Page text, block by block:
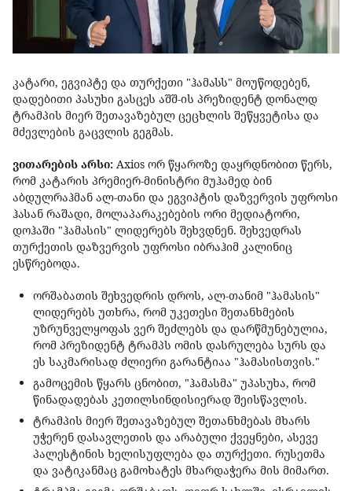
კატარი, ეგვიპტე და თურქეთი "ჰამასს" მოუწოდებენ,
დადებითი პასუხი გასცეს აშშ-ის პრეზიდენტ დონალდ
ტრამპის მიერ შეთავაზებულ ცეცხლის შეწყვეტისა და
მძევლების გაცვლის გეგმას.
ვითარების არსი: Axios ორ წყაროზე დაყრდნობით წერს,
რომ კატარის პრემიერ-მინისტრი მუჰამედ ბინ
აბდულრაჰმან ალ-თანი და ეგვიპტის დაზვერვის უფროსი
ჰასან რაშადი, მოლაპარაკებების ორი მედიატორი,
დოჰაში "ჰამასის" ლიდერებს შეხვდნენ. შეხვედრას
თურქეთის დაზვერვის უფროსი იბრაჰიმ კალინიც
ესწრებოდა.
ორშაბათის შეხვედრის დროს, ალ-თანიმ "ჰამასის"
ლიდერებს უთხრა, რომ უკეთესი შეთანხმების
უზრუნველყოფას ვერ შეძლებს და დარწმუნებულია,
რომ პრეზიდენტ ტრამპს ომის დასრულება სურს და
ეს საკმარისად ძლიერი გარანტიაა "ჰამასისთვის."
გამოცემის წყარს ცნობით, "ჰამასმა" უპასუხა, რომ
წინადადებას კეთილსინდისიერად შეისწავლის.
ტრამპის მიერ შეთავაზებულ შეთანხმებას მხარს
უჭერენ დასავლეთის და არაბული ქვეყნები, ასევე
პალესტინის ხელისუფლება და თურქეთი. რუსეთმა
და ვატიკანმაც გამოხატეს მხარდაჭერა მის მიმართ.